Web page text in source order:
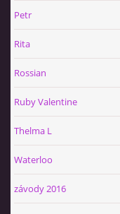
Petr
Rita
Rossian
Ruby Valentine
Thelma L
Waterloo
závody 2016